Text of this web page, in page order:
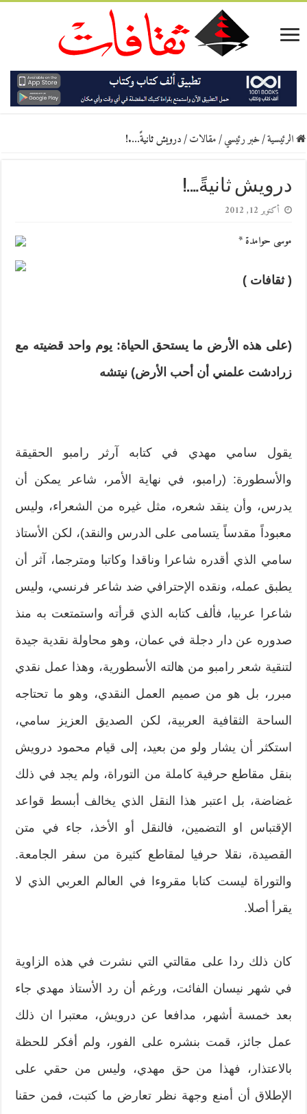
الرئيسية/خبر رئيسي/مقالات/درويش ثانيةً….!
درويش ثانيةً….!
أكتوبر 12, 2012
موسى حوامدة *
( ثقافات )
(على هذه الأرض ما يستحق الحياة: يوم واحد قضيته مع
زرادشت علمني أن أحب الأرض) نيتشه
يقول سامي مهدي في كتابه آرثر رامبو الحقيقة
والأسطورة: (رامبو، في نهاية الأمر، شاعر يمكن أن
يدرس، وأن ينقد شعره، مثل غيره من الشعراء، وليس
معبوداً مقدساً يتسامى على الدرس والنقد)، لكن الأستاذ
سامي الذي أقدره شاعرا وناقدا وكاتبا ومترجما، آثر أن
يطبق عمله، ونقده الإحترافي ضد شاعر فرنسي، وليس
شاعرا عربيا، فألف كتابه الذي قرأته واستمتعت به منذ
صدوره عن دار دجلة في عمان، وهو محاولة نقدية جيدة
لتنقية شعر رامبو من هالته الأسطورية، وهذا عمل نقدي
مبرر، بل هو من صميم العمل النقدي، وهو ما تحتاجه
الساحة الثقافية العربية، لكن الصديق العزيز سامي،
استكثر أن يشار ولو من بعيد، إلى قيام محمود درويش
بنقل مقاطع حرفية كاملة من التوراة، ولم يجد في ذلك
غضاضة، بل اعتبر هذا النقل الذي يخالف أبسط قواعد
الإقتباس او التضمين، فالنقل أو الأخذ، جاء في متن
القصيدة، نقلا حرفيا لمقاطع كثيرة من سفر الجامعة.
والتوراة ليست كتابا مقروءا في العالم العربي الذي لا
يقرأ أصلا.
كان ذلك ردا على مقالتي التي نشرت في هذه الزاوية
في شهر نيسان الفائت، ورغم أن رد الأستاذ مهدي جاء
بعد خمسة أشهر، مدافعا عن درويش، معتبرا ان ذلك
عمل جائز، قمت بنشره على الفور، ولم أفكر للحظة
بالاعتذار، فهذا من حق مهدي، وليس من حقي على
الإطلاق أن أمنع وجهة نظر تعارض ما كتبت، فمن حقنا